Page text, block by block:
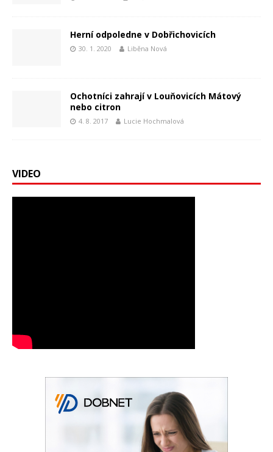
Herní odpoledne v Dobřichovicích
30. 1. 2020 Liběna Nová
Ochotníci zahrají v Louňovicích Mátový
nebo citron
4. 8. 2017 Lucie Hochmalová
VIDEO